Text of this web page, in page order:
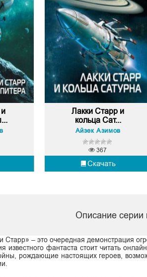
Лакки Старр и
кольца Сат...
Айзек Азимов
Скачать
367
Описание серии
Старр» – это очередная демонстрация
известного фантаста стоит читать
рождающие настоящих героев,